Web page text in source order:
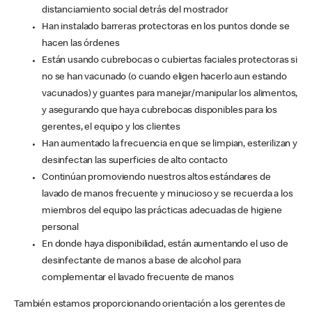
distanciamiento social detrás del mostrador
Han instalado barreras protectoras en los puntos donde se
hacen las órdenes
Están usando cubrebocas o cubiertas faciales protectoras si
no se han vacunado (o cuando eligen hacerlo aun estando
vacunados) y guantes para manejar/manipular los alimentos,
y asegurando que haya cubrebocas disponibles para los
gerentes, el equipo y los clientes
Han aumentado la frecuencia en que se limpian, esterilizan y
desinfectan las superficies de alto contacto
Continúan promoviendo nuestros altos estándares de
lavado de manos frecuente y minucioso y se recuerda a los
miembros del equipo las prácticas adecuadas de higiene
personal
En donde haya disponibilidad, están aumentando el uso de
desinfectante de manos a base de alcohol para
complementar el lavado frecuente de manos
También estamos proporcionando orientación a los gerentes de